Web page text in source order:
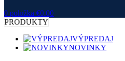
0 položka €0.00
PRODUKTY
VÝPREDAJ
NOVINKY